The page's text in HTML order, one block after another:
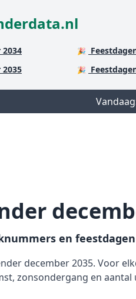
2034
2035
🎉
🎉
en feestdagen
december 2035. Voor
zonsondergang en aantal